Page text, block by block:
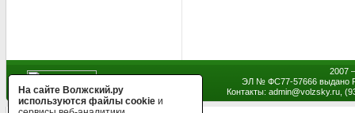
2007
ЭЛ № ФС77-57666 выдано
Контакты: admin@volzsky.ru,
На сайте Волжский.ру
используются файлы cookie и